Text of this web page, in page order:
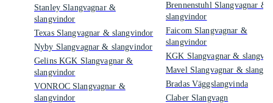
Stanley Slangvagnar &
slangvindor
Texas Slangvagnar & slangvindor
Nyby Slangvagnar & slangvindor
Gelins KGK Slangvagnar &
slangvindor
VONROC Slangvagnar &
slangvindor
Brennenstuhl Slangvagnar &
slangvindor
Faicom Slangvagnar &
slangvindor
KGK Slangvagnar &
Mavel Slangvagnar &
Bradas Väggslangvinda
Claber Slangvagn